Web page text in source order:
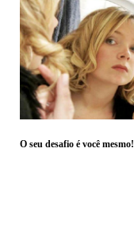
O seu desafio é você mesmo!